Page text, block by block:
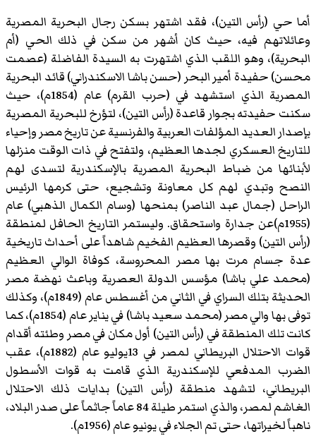
أما حي (رأس التين)، فقد اشتهر بسكن رجال البحرية المصرية
وعائلاتهم فيه، حيث كان أشهر من سكن في ذلك الحي (أم
البحرية)، وهو اللقب الذي اشتهرت به السيدة الفاضلة (عصمت
محسن) حفيدة أمير البحر (حسن باشا الاسكندراني) قائد البحرية
المصرية الذي استشهد في (حرب القرم) عام (1854م)، حيث
سكنت حفيدته بجوار قاعدة (رأس التين)، لتؤرخ للبحرية المصرية
بإصدار العديد المؤلفات العربية والفرنسية عن تاريخ مصر وإحياء
للتاريخ العسكري لجدها العظيم، ولتفتح في ذات الوقت منزلها
لأبنائها من ضباط البحرية المصرية بالإسكندرية لتسدى لهم
النصح وتبدي لهم كل معاونة وتشجيع، حتى كرمها الرئيس
الراحل (جمال عبد الناصر) بمنحها (وسام الكمال الذهبي) عام
(1955م)عن جدارة واستحقاق. وليستمر التاريخ الحافل لمنطقة
(رأس التين) وقصرها العظيم الفخيم شاهداً على أحداث تاريخية
عدة جسام مرت بها مصر المحروسة، كوفاة الوالي العظيم
(محمد علي باشا) مؤسس الدولة العصرية وباعث نهضة مصر
الحديثة بتلك السراي في الثاني من أغسطس عام (1849م)، وكذلك
توفى بها والي مصر (محمد سعيد باشا) في يناير عام (1854م)، كما
كانت تلك المنطقة في (رأس التين) أول مكان في مصر وطئته أقدام
قوات الاحتلال البريطاني لمصر في 13يوليو عام (1882م)، عقب
الضرب المدفعي للإسكندرية الذي قامت به قوات الأسطول
البريطاني، لتشهد منطقة (رأس التين) بدايات ذلك الاحتلال
الغاشم لمصر، والذي استمر طيلة 84 عاماً جاثماً على صدر البلاد،
ناهباً لخيراتها، حتى تم الجلاء في يونيو عام (1956م).